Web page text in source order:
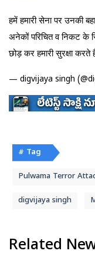
हमें हमारी सेना पर उनकी
अनेकों परिचित व निकट के
छोड़ कर हमारी सुरक्षा
— digvijaya singh
# Tag
Pulwama Terror
digvijaya singh
Related